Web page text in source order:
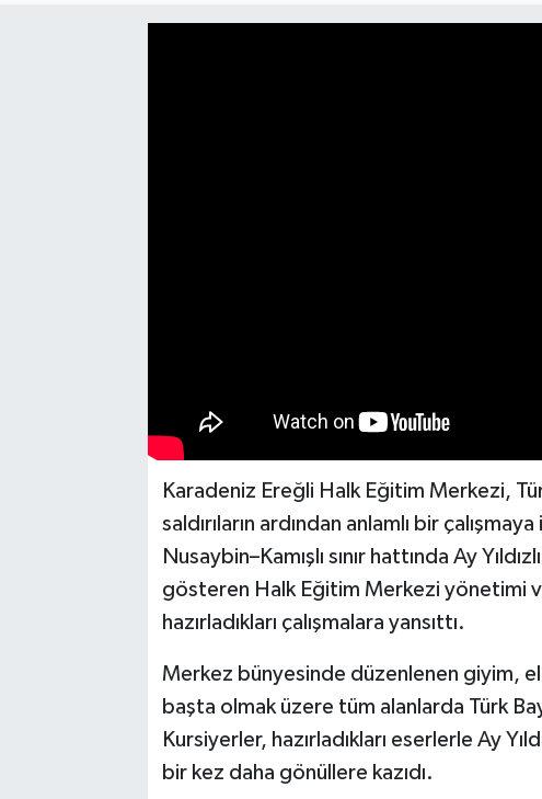
Karadeniz Ereğli Halk Eğitim Merkezi,
saldırıların ardından anlamlı bir
Nusaybin–Kamışlı sınır hattında Ay
gösteren Halk Eğitim Merkezi yönetimi
hazırladıkları çalışmalara yansıttı.
Merkez bünyesinde düzenlenen giyim, el
başta olmak üzere tüm alanlarda Türk
Kursiyerler, hazırladıkları eserlerle Ay
bir kez daha gönüllere kazıdı.